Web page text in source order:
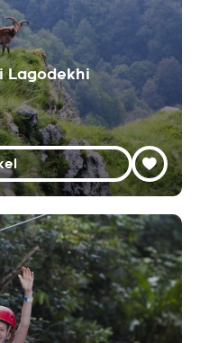
Lagodekhi